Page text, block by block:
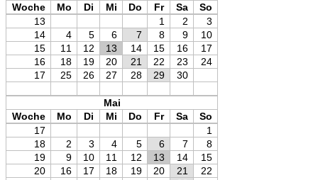
Woche
Mo Di Mi Do Fr Sa
So
13
1 2
3
14
4 5 6 7 8 9
10
15
11 12 13 14 15 16
17
16
18 19 20 21 22 23
24
17
25 26 27 28 29 30
Mai
Woche
Mo Di Mi Do Fr Sa
So
17
1
18
2 3 4 5 6 7
8
19
9 10 11 12 13 14
15
20
16 17 18 19 20 21
22